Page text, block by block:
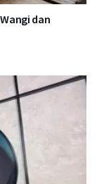
dan